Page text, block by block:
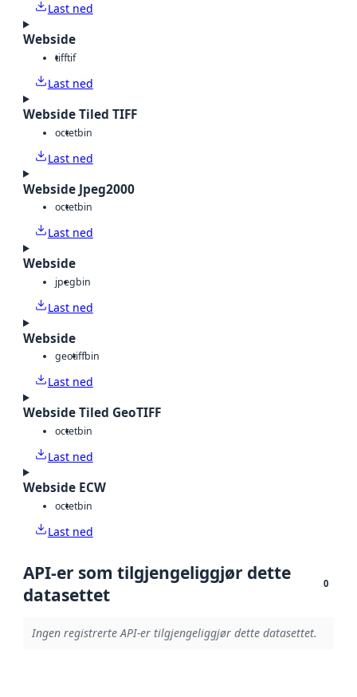
Last ned
Webside
tifftif
Last ned
Webside Tiled TIFF
octetbin
Last ned
Webside Jpeg2000
octetbin
Last ned
Webside
jpegbin
Last ned
Webside
geotiffbin
Last ned
Webside Tiled GeoTIFF
octetbin
Last ned
Webside ECW
octetbin
Last ned
API-er som tilgjengeliggjør dette
datasettet
0
Ingen registrerte API-er tilgjengeliggjør dette datasettet.